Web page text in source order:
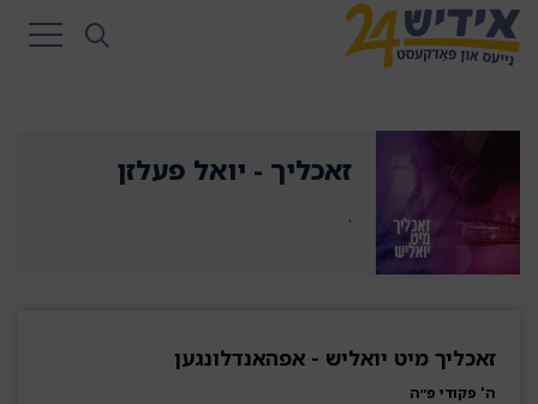
זאכליך - יואל פעלזן
.
זאכליך מיט יואליש - אפהאנדלונגען
ה' פקודי פ״ה